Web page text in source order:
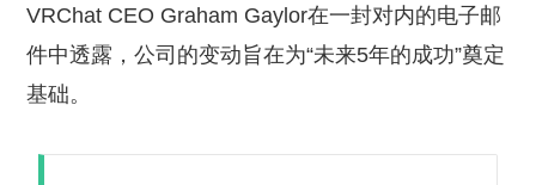
VRChat CEO Graham Gaylor在一封对内的电子邮
件中透露，公司的变动旨在为“未来5年的成功”奠定
基础。